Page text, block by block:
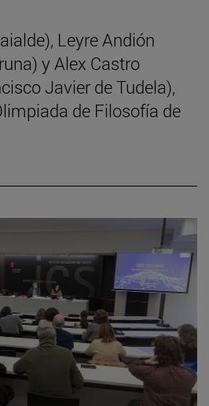
Leyre Andión
y Alex Castro
Javier de Tudela),
de Filosofía de